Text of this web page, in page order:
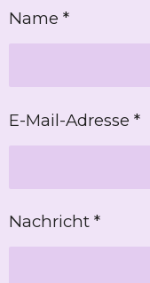
n
Name *
E-Mail-Adresse *
Nachricht *